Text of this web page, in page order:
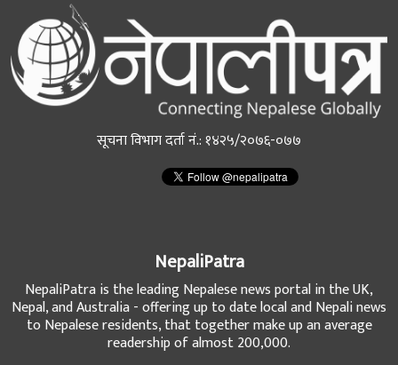
सूचना विभाग दर्ता नं.: १४२५/२०७६-०७७
NepaliPatra
NepaliPatra is the leading Nepalese news portal in the UK,
Nepal, and Australia - offering up to date local and Nepali news
to Nepalese residents, that together make up an average
readership of almost 200,000.